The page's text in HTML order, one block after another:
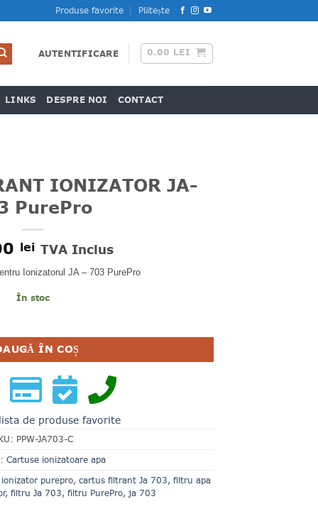
Produse favorite Plătește
AUTENTIFICARE 0.00 LEI
LINKS DESPRE NOI CONTACT
IONIZATOR JA-
PurePro
lei TVA Inclus
Ionizatorul JA – 703 PurePro
În stoc
ÎN COȘ
de produse favorite
PPW-JA703-C
Cartuse ionizatoare apa
purepro, cartus filtrant Ja 703, filtru apa
, filtru Ja 703, filtru PurePro, ja 703